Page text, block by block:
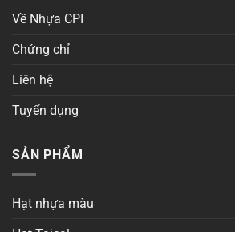
Về Nhựa CPI
Chứng chỉ
Liên hệ
Tuyển dụng
SẢN PHẨM
Hạt nhựa màu